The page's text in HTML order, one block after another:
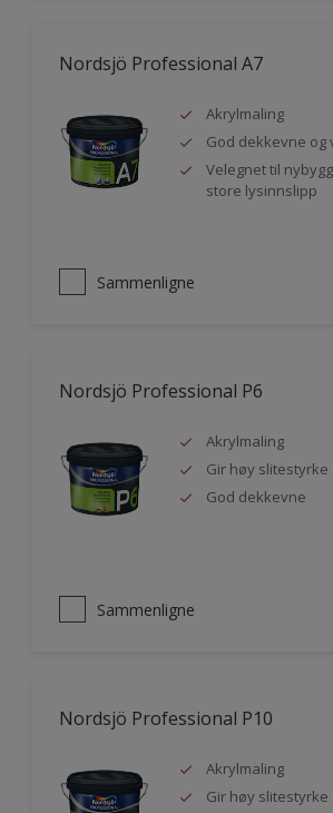
Nordsjö Professional A7
Akrylmaling
God dekkevne og
Velegnet til
store lysinnslipp
Sammenligne
Nordsjö Professional P6
Akrylmaling
Gir høy slitestyrke
God dekkevne
Sammenligne
Nordsjö Professional P10
Akrylmaling
Gir høy slitestyrke